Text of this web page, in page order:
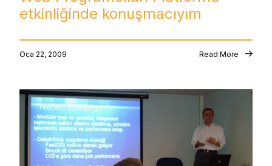
etkinliğinde konuşmacıyım
Oca 22, 2009 Read More